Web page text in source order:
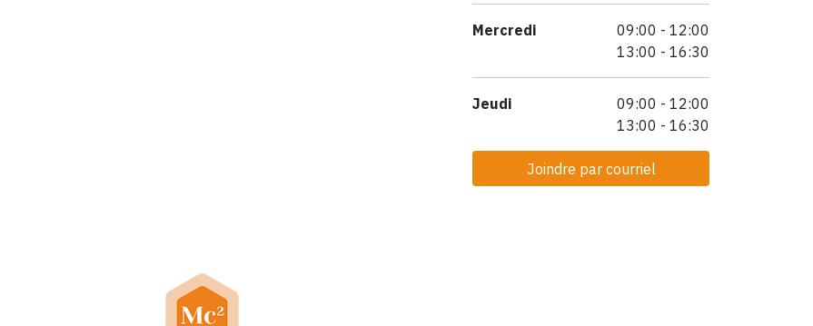
Mercredi
09:00 - 12:00
13:00 - 16:30
Jeudi
09:00 - 12:00
13:00 - 16:30
Joindre par courriel